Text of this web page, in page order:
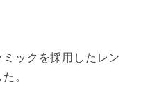
ックを採用したレン
。